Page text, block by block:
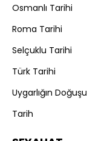
Osmanlı Tarihi
Roma Tarihi
Selçuklu Tarihi
Türk Tarihi
Uygarlığın Doğuşu
Tarih